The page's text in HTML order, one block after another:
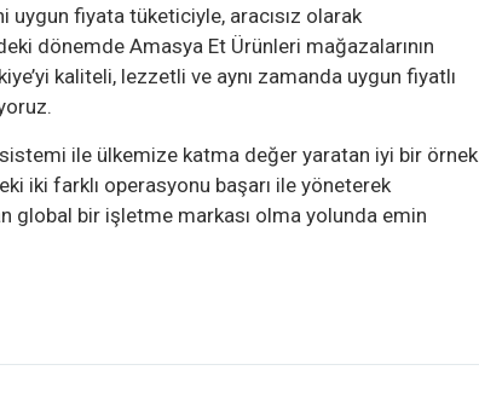
uygun fiyata tüketiciyle, aracısız olarak
dönemde Amasya Et Ürünleri mağazalarının
kaliteli, lezzetli ve aynı zamanda uygun fiyatlı
ile ülkemize katma değer yaratan iyi bir örnek
iki farklı operasyonu başarı ile yöneterek
global bir işletme markası olma yolunda emin